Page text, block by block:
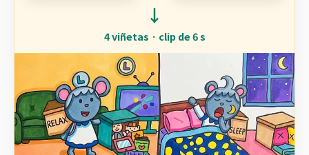
↓
4 viñetas · clip de 6 s